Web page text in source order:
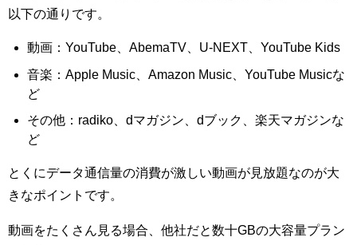
以下の通りです。
動画：YouTube、AbemaTV、U-NEXT、YouTube Kids
音楽：Apple Music、Amazon Music、YouTube Musicな
ど
その他：radiko、dマガジン、dブック、楽天マガジンな
ど
とくにデータ通信量の消費が激しい動画が見放題なのが大
きなポイントです。
動画をたくさん見る場合、他社だと数十GBの大容量プラン